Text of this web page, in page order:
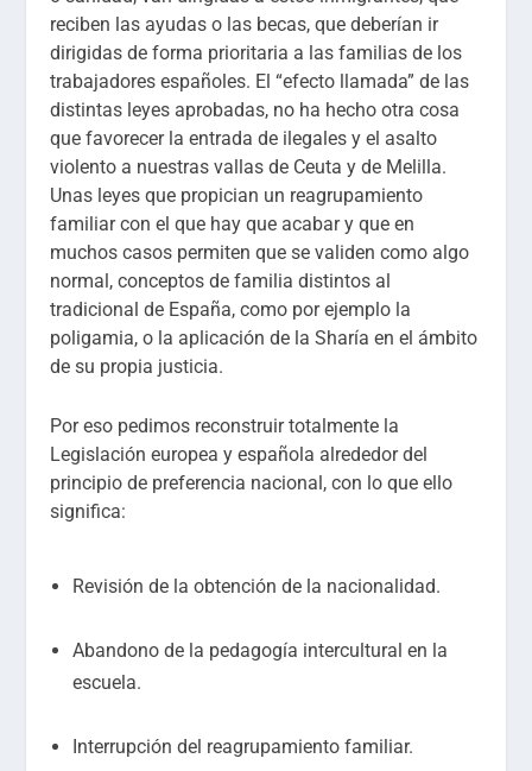
reciben las ayudas o las becas, que deberían ir
dirigidas de forma prioritaria a las familias de los
trabajadores españoles. El “efecto llamada” de las
distintas leyes aprobadas, no ha hecho otra cosa
que favorecer la entrada de ilegales y el asalto
violento a nuestras vallas de Ceuta y de Melilla.
Unas leyes que propician un reagrupamiento
familiar con el que hay que acabar y que en
muchos casos permiten que se validen como algo
normal, conceptos de familia distintos al
tradicional de España, como por ejemplo la
poligamia, o la aplicación de la Sharía en el ámbito
de su propia justicia.
Por eso pedimos reconstruir totalmente la
Legislación europea y española alrededor del
principio de preferencia nacional, con lo que ello
significa:
Revisión de la obtención de la nacionalidad.
Abandono de la pedagogía intercultural en la
escuela.
Interrupción del reagrupamiento familiar.